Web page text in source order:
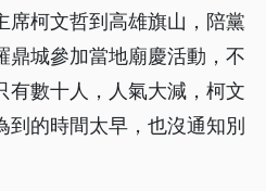
席柯文哲到高雄旗山，陪黨
鼎城參加當地廟慶活動，不
有數十人，人氣大減，柯文
的時間太早，也沒通知別